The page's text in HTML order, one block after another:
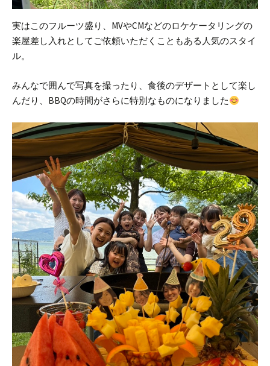
実はこのフルーツ盛り、MVやCMなどのロケケータリングの
楽屋差し入れとしてご依頼いただくこともある人気のスタイ
ル。
みんなで囲んで写真を撮ったり、食後のデザートとして楽し
んだり、BBQの時間がさらに特別なものになりました